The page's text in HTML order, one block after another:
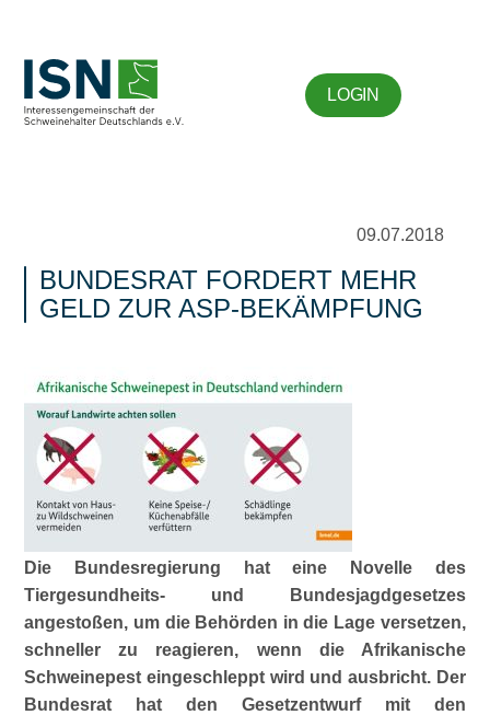
LOGIN
09.07.2018
BUNDESRAT FORDERT MEHR
GELD ZUR ASP-BEKÄMPFUNG
Die Bundesregierung hat eine Novelle des
Tiergesundheits- und Bundesjagdgesetzes
angestoßen, um die Behörden in die Lage versetzen,
schneller zu reagieren, wenn die Afrikanische
Schweinepest eingeschleppt wird und ausbricht. Der
Bundesrat hat den Gesetzentwurf mit den